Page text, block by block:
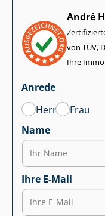
André
von TÜV,
Ihre
Anrede
Herr
Frau
Name
Ihre E-Mail